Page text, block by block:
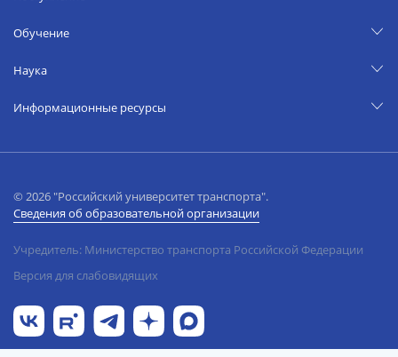
Обучение
Наука
Информационные ресурсы
© 2026 "Российский университет транспорта".
Сведения об образовательной организации
Учредитель: Министерство транспорта Российской Федерации
Версия для слабовидящих